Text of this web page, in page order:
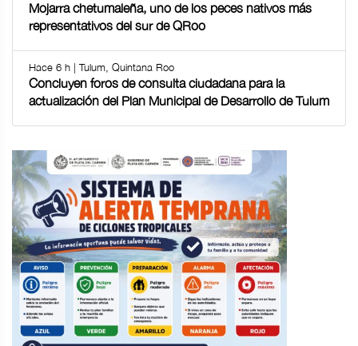
Mojarra chetumaleña, uno de los peces nativos más
representativos del sur de QRoo
Hace 6 h | Tulum, Quintana Roo
Concluyen foros de consulta ciudadana para la
actualización del Plan Municipal de Desarrollo de Tulum